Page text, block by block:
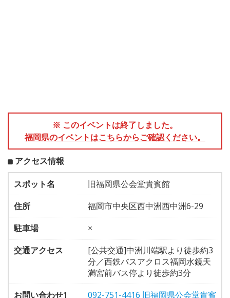
※ このイベントは終了しました。
福岡県のイベントはこちらからご確認ください。
アクセス情報
スポット名
旧福岡県公会堂貴賓館
住所
福岡市中央区西中洲西中洲6-29
駐車場
×
交通アクセス
[公共交通]中洲川端駅より徒歩約3
分／西鉄バスアクロス福岡水鏡天
満宮前バス停より徒歩約3分
お問い合わせ1
092-751-4416 旧福岡県公会堂貴賓